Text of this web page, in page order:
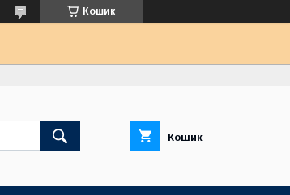
Кошик
Кошик